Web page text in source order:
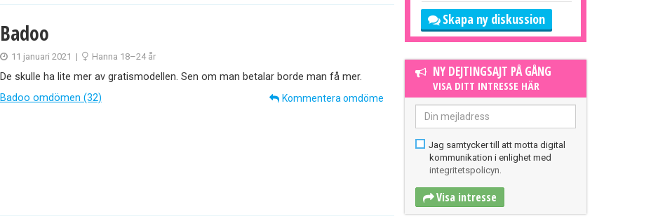
Badoo
11 januari 2021 | Hanna 18–24 år
De skulle ha lite mer av gratismodellen. Sen om man betalar borde man få mer.
Badoo omdömen (32)
Kommentera omdöme
Skapa ny diskussion
NY DEJTINGSAJT PÅ GÅNG
VISA DITT INTRESSE HÄR
Jag samtycker till att motta digital
kommunikation i enlighet med
integritetspolicyn
Visa intresse